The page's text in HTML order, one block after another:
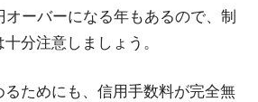
ーバーになる年もあるので、制
分注意しましょう。
ためにも、信用手数料が完全無